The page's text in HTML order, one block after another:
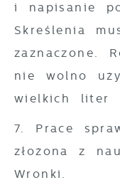
i napisanie
Skreślenia
zaznaczone.
nie wolno
wielkich liter
7. Prace
złożona z
Wronki.